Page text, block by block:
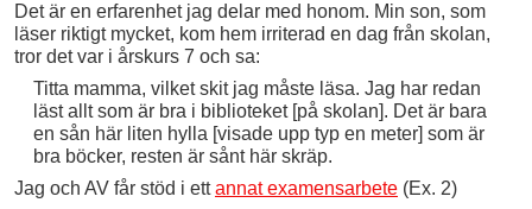
Det är en erfarenhet jag delar med honom. Min son, som
läser riktigt mycket, kom hem irriterad en dag från skolan,
tror det var i årskurs 7 och sa:
Titta mamma, vilket skit jag måste läsa. Jag har redan
läst allt som är bra i biblioteket [på skolan]. Det är bara
en sån här liten hylla [visade upp typ en meter] som är
bra böcker, resten är sånt här skräp.
Jag och AV får stöd i ettannat examensarbete (Ex. 2)